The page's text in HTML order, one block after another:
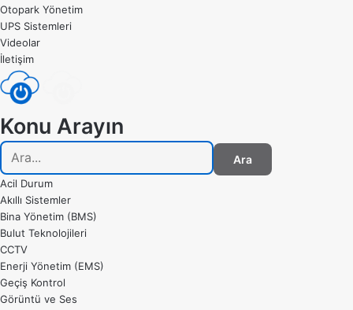
Otopark Yönetim
UPS Sistemleri
Videolar
İletişim
Konu Arayın
Ara
Acil Durum
Akıllı Sistemler
Bina Yönetim (BMS)
Bulut Teknolojileri
CCTV
Enerji Yönetim (EMS)
Geçiş Kontrol
Görüntü ve Ses